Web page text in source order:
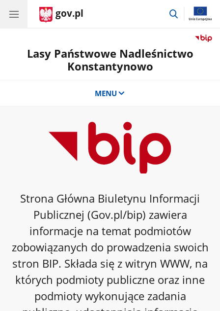
gov.pl
przejdź
Lasy Państwowe Nadleśnictwo
Konstantynowo
MENU
Strona Główna Biuletynu Informacji
Publicznej (Gov.pl/bip) zawiera
informacje na temat podmiotów
zobowiązanych do prowadzenia swoich
stron BIP. Składa się z witryn WWW, na
których podmioty publiczne oraz inne
podmioty wykonujące zadania